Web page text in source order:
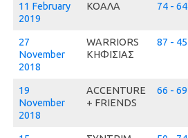
11 February
2019
ΚΟΑΛΑ 74 - 64
27
November
2018
WARRIORS
ΚΗΦΙΣΙΑΣ
87 - 45
19
November
2018
ACCENTURE
+ FRIENDS
66 - 69